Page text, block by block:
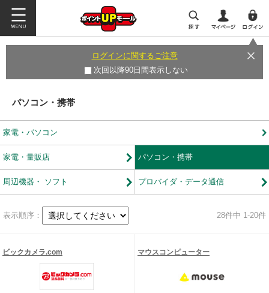
ログインに関するご注意
次回以降90日間表示しない
パソコン・携帯
家電・パソコン
家電・量販店 パソコン・携帯
周辺機器・ ソフト プロバイダ・データ通信
表示順序： 28件中 1-20件
ビックカメラ.com マウスコンピューター